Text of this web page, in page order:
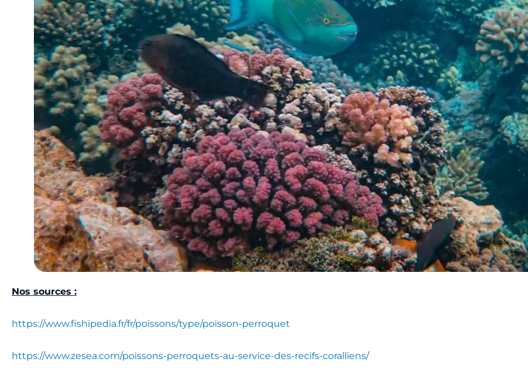
Nos sources :
https://www.fishipedia.fr/fr/poissons/type/poisson-perroquet
https://www.zesea.com/poissons-perroquets-au-service-des-recifs-coralliens/